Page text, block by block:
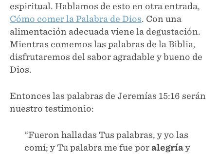
espiritual. Hablamos de esto en otra entrada,
Cómo comer la Palabra de Dios. Con una
alimentación adecuada viene la degustación.
Mientras comemos las palabras de la Biblia,
disfrutaremos del sabor agradable y bueno de
Dios.
Entonces las palabras de Jeremías 15:16 serán
nuestro testimonio:
“Fueron halladas Tus palabras, y yo las
comí; y Tu palabra me fue por alegríay